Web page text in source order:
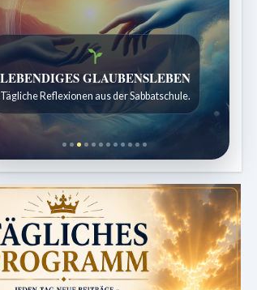
Bibelgeschichten zum Staunen
Kindergeschichten für 7 bis 12 Jahre.